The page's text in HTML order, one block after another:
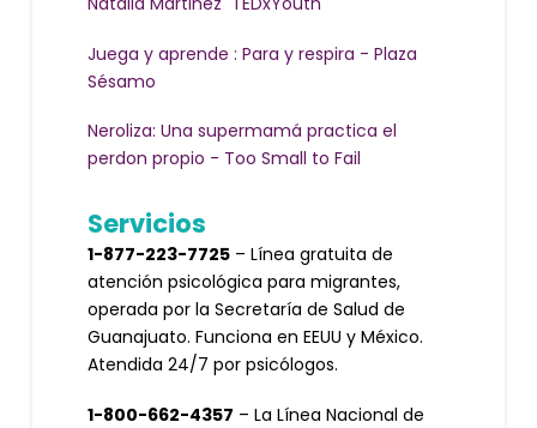
Juega y aprende : Para y respira - Plaza
Sésamo
Neroliza: Una supermamá practica el
perdon propio - Too Small to Fail
Servicios
1-877-223-7725– Línea gratuita de
atención psicológica para migrantes,
operada por la Secretaría de Salud de
Guanajuato. Funciona en EEUU y México.
Atendida 24/7 por psicólogos.
1-800-662-4357 – La Línea Nacional de